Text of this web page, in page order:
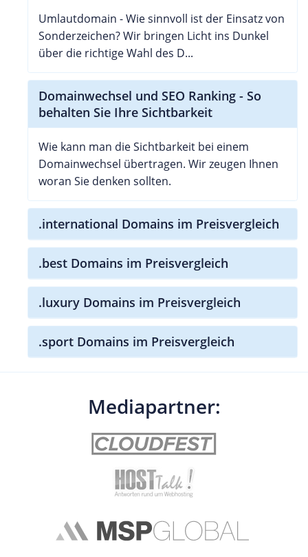
Umlautdomain - Wie sinnvoll ist der Einsatz von
Sonderzeichen? Wir bringen Licht ins Dunkel
über die richtige Wahl des D...
Domainwechsel und SEO Ranking - So
behalten Sie Ihre Sichtbarkeit
Wie kann man die Sichtbarkeit bei einem
Domainwechsel übertragen. Wir zeugen Ihnen
woran Sie denken sollten.
.international Domains im Preisvergleich
.best Domains im Preisvergleich
.luxury Domains im Preisvergleich
.sport Domains im Preisvergleich
Mediapartner: